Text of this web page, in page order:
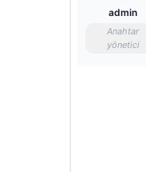
admin
Anahtar
yönetici